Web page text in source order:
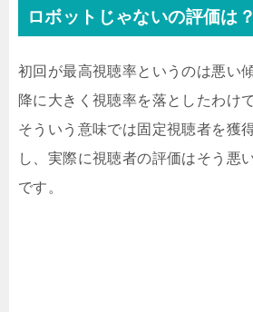
ロボットじゃないの評価は？
初回が最高視聴率というのは悪い
降に大きく視聴率を落としたわけ
そういう意味では固定視聴者を獲
し、実際に視聴者の評価はそう悪
です。